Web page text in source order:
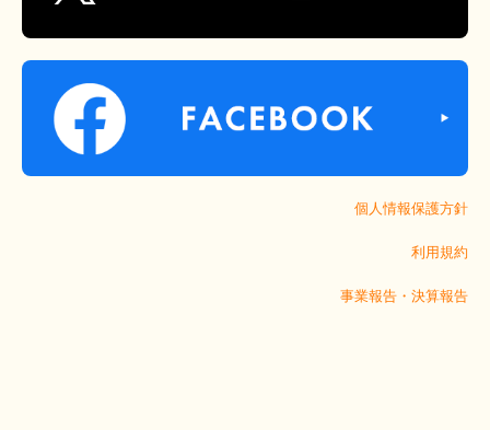
個人情報保護方針
利用規約
事業報告・決算報告